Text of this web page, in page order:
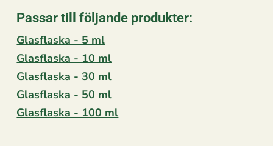
Passar till följande produkter:
Glasflaska - 5 ml
Glasflaska - 10 ml
Glasflaska - 30 ml
Glasflaska - 50 ml
Glasflaska - 100 ml